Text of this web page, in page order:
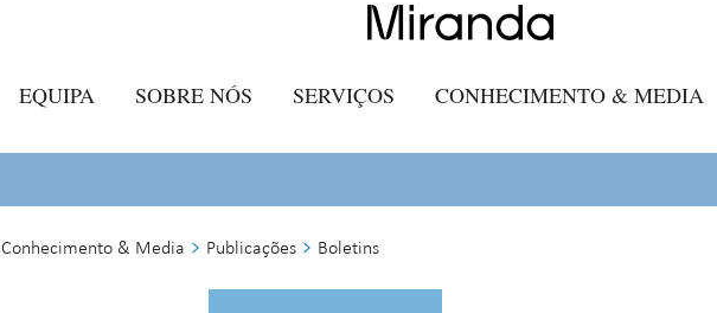
EQUIPA SOBRE NÓS SERVIÇOS CONHECIMENTO & MEDIA
Conhecimento & Media Publicações Boletins